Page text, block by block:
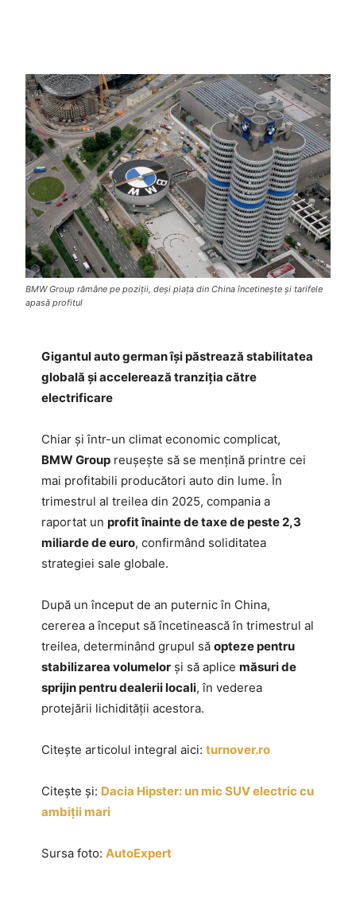
BMW Group rămâne pe poziții, deși piața din China încetinește și tarifele
apasă profitul
Gigantul auto german își păstrează stabilitatea
globală și accelerează tranziția către
electrificare
Chiar și într-un climat economic complicat,
BMW Group reușește să se mențină printre cei
mai profitabili producători auto din lume. În
trimestrul al treilea din 2025, compania a
raportat un profit înainte de taxe de peste 2,3
miliarde de euro, confirmând soliditatea
strategiei sale globale.
După un început de an puternic în China,
cererea a început să încetinească în trimestrul al
treilea, determinând grupul să opteze pentru
stabilizarea volumelor și să aplice măsuri de
sprijin pentru dealerii locali, în vederea
protejării lichidității acestora.
Citește articolul integral aici: turnover.ro
Citește și: Dacia Hipster: un mic SUV electric cu
ambiții mari
Sursa foto: AutoExpert